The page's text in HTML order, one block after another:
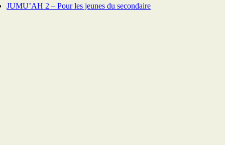
JUMU’AH 2 – Pour les jeunes du secondaire